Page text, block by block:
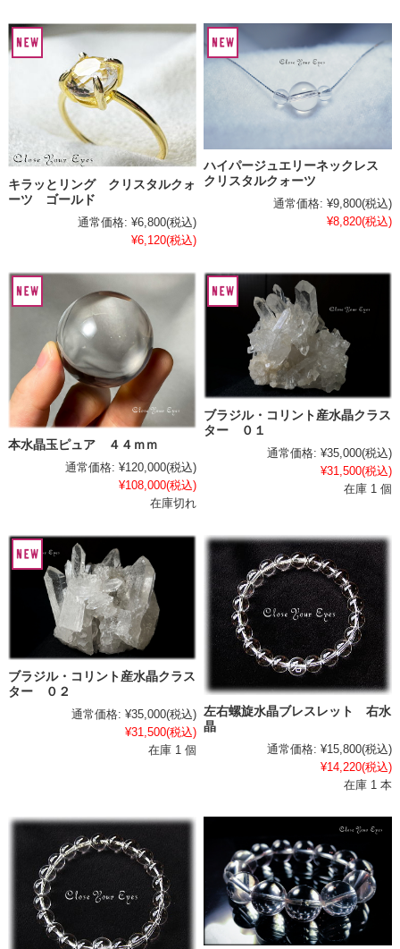
キラッとリング クリスタルクォ
ーツ ゴールド
通常価格: ¥6,800(税込)
¥6,120(税込)
ハイパージュエリーネックレス
クリスタルクォーツ
通常価格: ¥9,800(税込)
¥8,820(税込)
本水晶玉ピュア ４４ｍｍ
通常価格: ¥120,000(税込)
¥108,000(税込)
在庫切れ
ブラジル・コリント産水晶クラス
ター ０１
通常価格: ¥35,000(税込)
¥31,500(税込)
在庫 1 個
ブラジル・コリント産水晶クラス
ター ０２
通常価格: ¥35,000(税込)
¥31,500(税込)
在庫 1 個
左右螺旋水晶ブレスレット 右水
晶
通常価格: ¥15,800(税込)
¥14,220(税込)
在庫 1 本